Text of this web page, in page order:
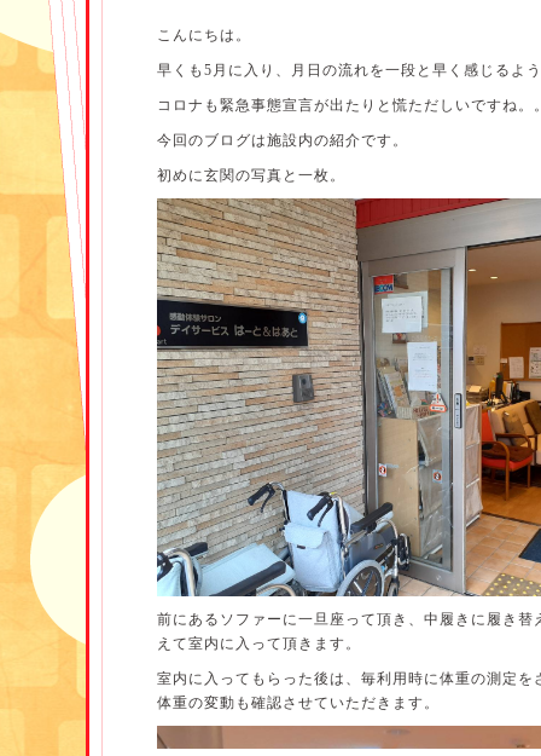
こんにちは。
早くも5月に入り、月日の流れを一段と早く感じるよ
コロナも緊急事態宣言が出たりと慌ただしいですね。
今回のブログは施設内の紹介です。
初めに玄関の写真と一枚。
前にあるソファーに一旦座って頂き、中履きに履き替
えて室内に入って頂きます。
室内に入ってもらった後は、毎利用時に体重の測定を
体重の変動も確認させていただきます。